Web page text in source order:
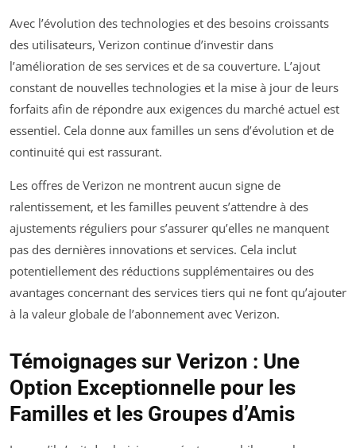
Avec l’évolution des technologies et des besoins croissants
des utilisateurs, Verizon continue d’investir dans
l’amélioration de ses services et de sa couverture. L’ajout
constant de nouvelles technologies et la mise à jour de leurs
forfaits afin de répondre aux exigences du marché actuel est
essentiel. Cela donne aux familles un sens d’évolution et de
continuité qui est rassurant.
Les offres de Verizon ne montrent aucun signe de
ralentissement, et les familles peuvent s’attendre à des
ajustements réguliers pour s’assurer qu’elles ne manquent
pas des dernières innovations et services. Cela inclut
potentiellement des réductions supplémentaires ou des
avantages concernant des services tiers qui ne font qu’ajouter
à la valeur globale de l’abonnement avec Verizon.
Témoignages sur Verizon : Une
Option Exceptionnelle pour les
Familles et les Groupes d’Amis